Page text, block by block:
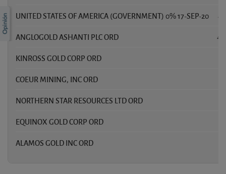
UNITED STATES OF AMERICA (GOVERNMENT) 0% 17-SEP-20
ANGLOGOLD ASHANTI PLC ORD
KINROSS GOLD CORP ORD
COEUR MINING, INC ORD
NORTHERN STAR RESOURCES LTD ORD
EQUINOX GOLD CORP ORD
ALAMOS GOLD INC ORD